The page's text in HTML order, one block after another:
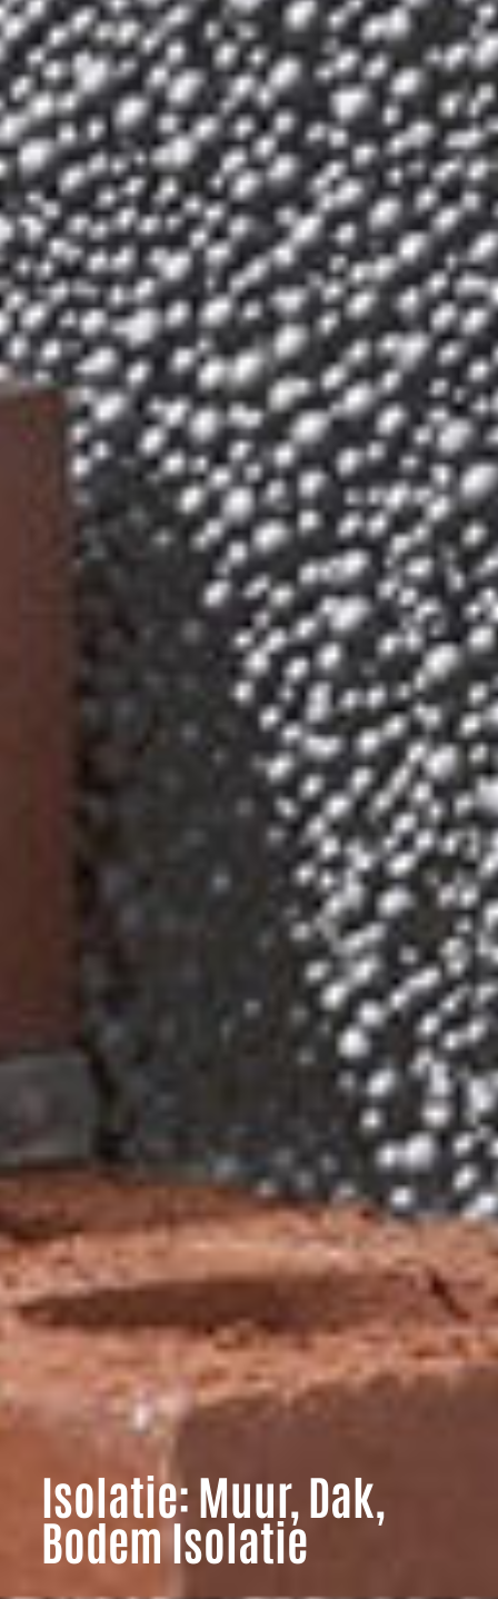
Isolatie: Muur, Dak,
Bodem Isolatie